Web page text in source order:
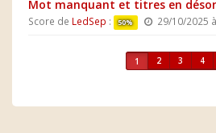
Mot manquant et titres en
Score de LedSep : 50% 29/10/2025
1 2 3 4